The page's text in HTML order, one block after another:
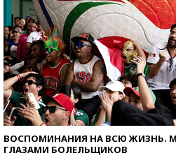
ВОСПОМИНАНИЯ НА ВСЮ ЖИЗНЬ.
ГЛАЗАМИ БОЛЕЛЬЩИКОВ